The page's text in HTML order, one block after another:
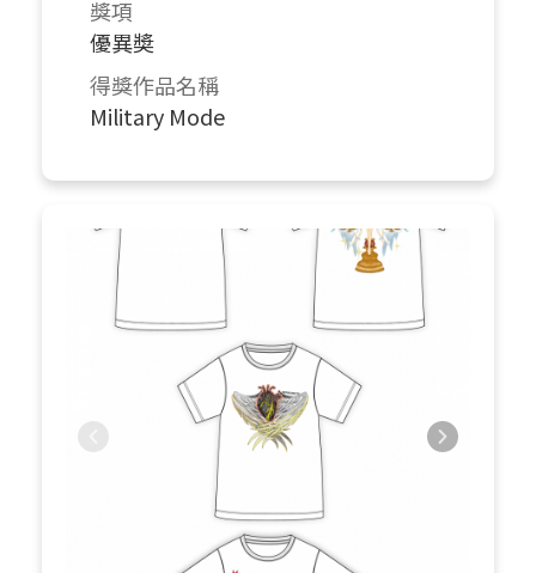
獎項
優異奬
得獎作品名稱
Military Mode